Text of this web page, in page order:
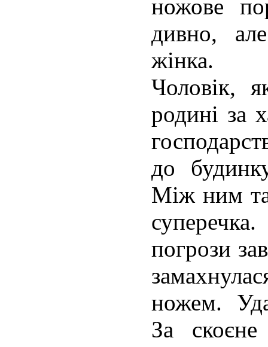
ножове
дивно,
жінка.
Чоловік,
родині за
до
Між ним та
погрози
ножем.
За скоєне